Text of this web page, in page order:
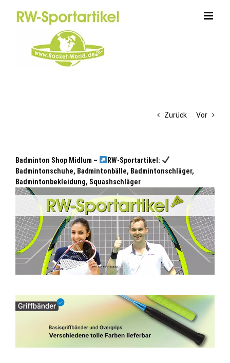
Zurück Vor
Badminton Shop Midlum –
RW-Sportartikel:
Badmintonschuhe, Badmintonbälle, Badmintonschläger,
Badmintonbekleidung, Squashschläger